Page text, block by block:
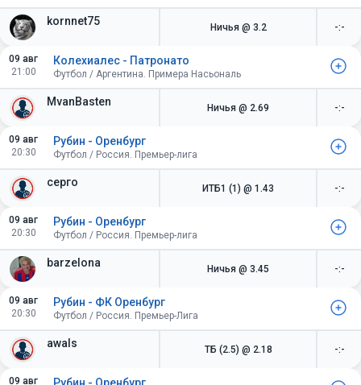
kornnet75 Ничья @ 3.2 -:-
09 авг
21:00
MvanBasten
Колехиалес - Патронато
Футбол / Аргентина. Примера Насьональ
Ничья @ 2.69 -:-
09 авг
20:30
серго
Рубин - Оренбург
Футбол / Россия. Премьер-лига
ИТБ1 (1) @ 1.43 -:-
09 авг
20:30
barzelona
Рубин - Оренбург
Футбол / Россия. Премьер-лига
Ничья @ 3.45 -:-
09 авг
20:30
awals
Рубин - ФК Оренбург
Футбол / Россия. Премьер-Лига
ТБ (2.5) @ 2.18 -:-
09 авг